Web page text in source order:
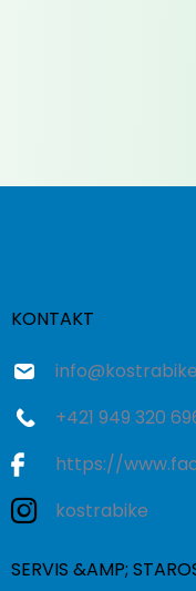
KONTAKT
info@
+421 949 320
https://
kostrabike
SERVIS &AMP;